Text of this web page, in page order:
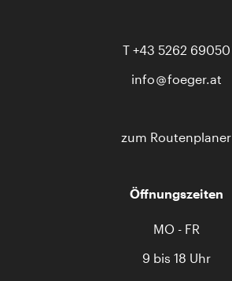
T +43 5262 69050
info
foeger.at
zum Routenplaner
Öffnungszeiten
MO - FR
9 bis 18 Uhr